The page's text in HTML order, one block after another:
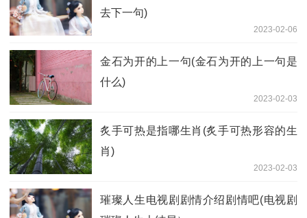
去下一句)
2023-02-06
金石为开的上一句(金石为开的上一句是
什么)
2023-02-03
炙手可热是指哪生肖(炙手可热形容的生
肖)
2023-02-03
璀璨人生电视剧剧情介绍剧情吧(电视剧